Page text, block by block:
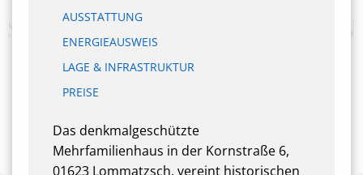
AUSSTATTUNG
ENERGIEAUSWEIS
LAGE & INFRASTRUKTUR
PREISE
Das denkmalgeschützte
Mehrfamilienhaus in der Kornstraße 6,
01623 Lommatzsch, vereint historischen